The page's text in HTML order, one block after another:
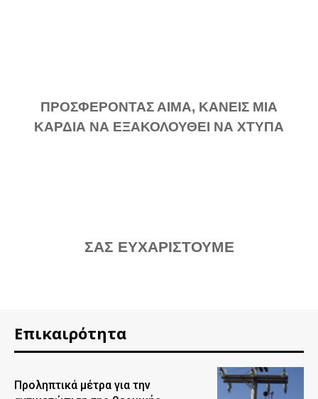
ΠΡΟΣΦΕΡΟΝΤΑΣ ΑΙΜΑ, ΚΑΝΕΙΣ ΜΙΑ
ΚΑΡΔΙΑ ΝΑ ΕΞΑΚΟΛΟΥΘΕΙ ΝΑ ΧΤΥΠΑ
ΣΑΣ ΕΥΧΑΡΙΣΤΟΥΜΕ
Επικαιρότητα
Προληπτικά μέτρα για την